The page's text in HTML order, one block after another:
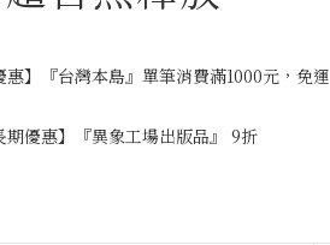
】『台灣本島』單筆消費滿1000元，免運
期優惠】『異象工場出版品』 9折